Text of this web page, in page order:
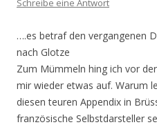
Schreibe eine Antwort
….es betraf den vergangenen
nach Glotze
Zum Mümmeln hing ich vor
mir wieder etwas auf. Warum
diesen teuren Appendix in
französische Selbstdarsteller